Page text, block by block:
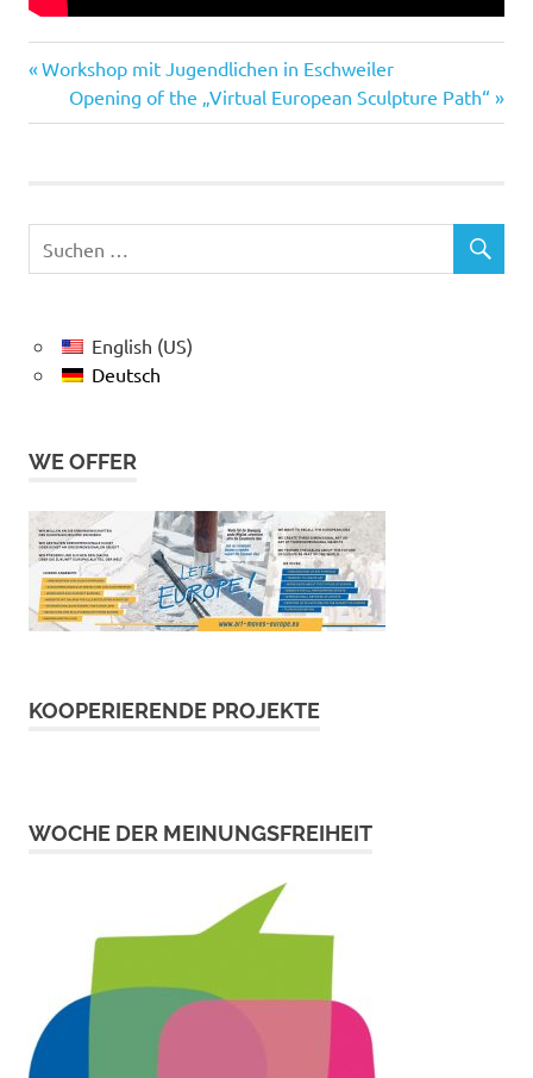
Beitragsnavigation
Vorheriger
Beitrag:
Workshop mit Jugendlichen in Eschweiler
Nächster
Beitrag:
Opening of the „Virtual European Sculpture Path“
English (US)
Deutsch
WE OFFER
KOOPERIERENDE PROJEKTE
WOCHE DER MEINUNGSFREIHEIT